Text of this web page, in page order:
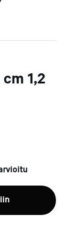
1,2